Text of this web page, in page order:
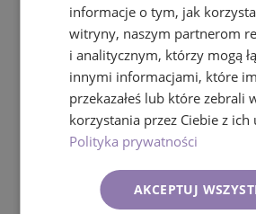
404
Ups! Strona nie została
Powrót do strony
informacje o tym, jak
witryny, naszym partnerom
i analitycznym, którzy mogą
innymi informacjami, które im
przekazałeś lub które zebrali
korzystania przez Ciebie z ich
Polityka prywatności
AKCEPTUJ